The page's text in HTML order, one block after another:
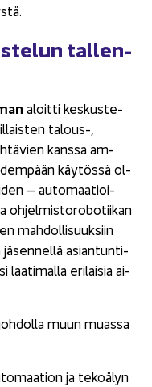
tal­len­
aloit­ti kes­kus­te­
talous-​,
kans­sa am­
käy­tös­sä ol­
– au­to­maa­tioi­
oh­jel­mis­to­ro­bo­tii­kan
mah­dol­li­suuk­siin
asian­tun­ti­
laa­ti­mal­la eri­lai­sia ai­
muun muas­sa
ja te­ko­ä­lyn